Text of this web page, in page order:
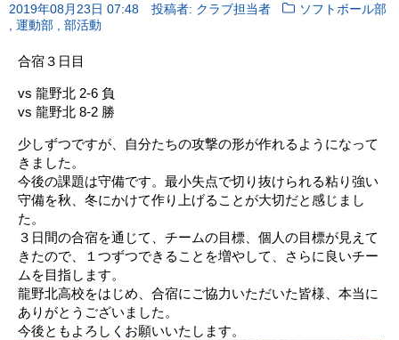
2019年08月23日 07:48 投稿者: クラブ担当者
ソフトボール部
運動部 部活動
合宿３日目
vs 龍野北 2-6 負
vs 龍野北 8-2 勝
少しずつですが、自分たちの攻撃の形が作れるようになって
きました。
今後の課題は守備です。最小失点で切り抜けられる粘り強い
守備を秋、冬にかけて作り上げることが大切だと感じまし
た。
３日間の合宿を通じて、チームの目標、個人の目標が見えて
きたので、１つずつできることを増やして、さらに良いチー
ムを目指します。
龍野北高校をはじめ、合宿にご協力いただいた皆様、本当に
ありがとうございました。
今後ともよろしくお願いいたします。